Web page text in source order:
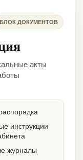
БЛОК ДОКУМЕНТОВ
акты
инструкции
журналы